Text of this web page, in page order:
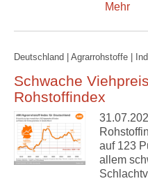
Mehr
Deutschland | Agrarrohstoffe |
Schwache
Rohstoffindex
auf 123
allem